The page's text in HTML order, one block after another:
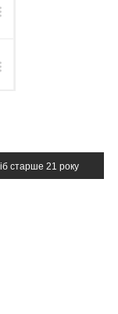
старше 21 року